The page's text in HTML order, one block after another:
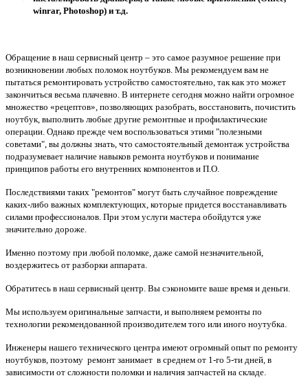
winrar, Photoshop) и т.д.
Обращение в наш сервисный центр – это самое разумное решение при
возникновении любых поломок ноутбуков. Мы рекомендуем вам не
пытаться ремонтировать устройство самостоятельно, так как это может
закончиться весьма плачевно. В интернете сегодня можно найти огромное
множество «рецептов», позволяющих разобрать, восстановить, почистить
ноутбук, выполнить любые другие ремонтные и профилактические
операции. Однако прежде чем воспользоваться этими "полезными
советами", вы должны знать, что самостоятельный демонтаж устройства
подразумевает наличие навыков ремонта ноутбуков и понимание
принципов работы его внутренних компонентов и П.О.
Последствиями таких "ремонтов" могут быть случайное повреждение
каких-либо важных комплектующих, которые придется восстанавливать
силами профессионалов. При этом услуги мастера обойдутся уже
значительно дороже.
Именно поэтому при любой поломке, даже самой незначительной,
воздержитесь от разборки аппарата.
Обратитесь в наш сервисный центр. Вы сэкономите ваше время и деньги.
Мы используем оригинальные запчасти, и выполняем ремонты по
технологии рекомендованной производителем того или иного ноутубка.
Инженеры нашего технического центра имеют огромный опыт по ремонту
ноутбуков, поэтому ремонт занимает в среднем от 1-го 5-ти дней, в
зависимости от сложности поломки и наличия запчастей на складе.